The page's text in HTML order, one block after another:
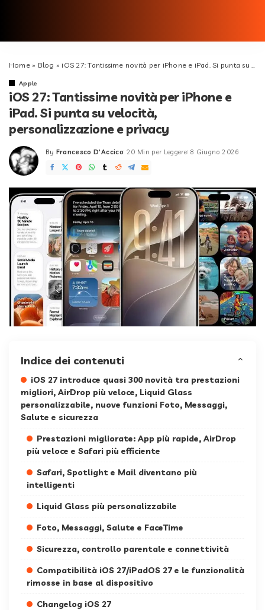
Home» Blog » iOS 27: Tantissime novità per iPhone e iPad. Si punta su velocità, personalizzazione e privacy
Apple
iOS 27: Tantissime novità per iPhone e
iPad. Si punta su velocità,
personalizzazione e privacy
Posted
by
By Francesco D'Accico 20 Min per Leggere 8 Giugno 2026
Indice dei contenuti
iOS 27 introduce quasi 300 novità tra prestazioni
migliori, AirDrop più veloce, Liquid Glass
personalizzabile, nuove funzioni Foto, Messaggi,
Salute e sicurezza
Prestazioni migliorate: App più rapide, AirDrop
più veloce e Safari più efficiente
Safari, Spotlight e Mail diventano più
intelligenti
Liquid Glass più personalizzabile
Foto, Messaggi, Salute e FaceTime
Sicurezza, controllo parentale e connettività
Compatibilità iOS 27/iPadOS 27 e le funzionalità
rimosse in base al dispositivo
Changelog iOS 27